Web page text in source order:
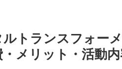
ルトランスフォー
・メリット・活動